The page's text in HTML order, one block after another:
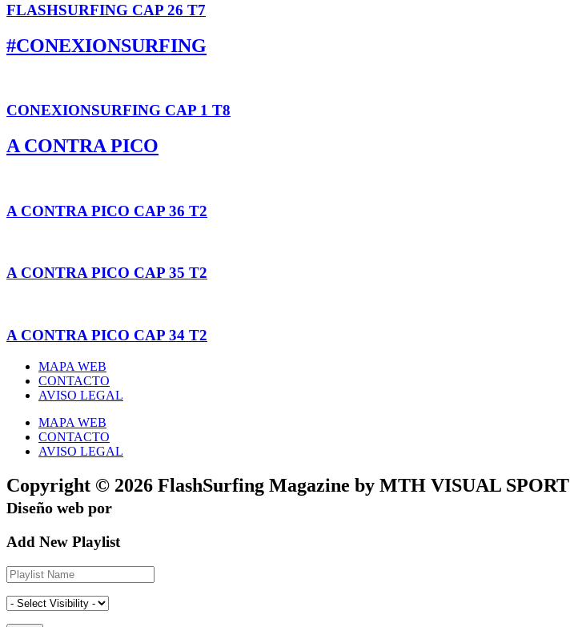
FLASHSURFING CAP 26 T7
#CONEXIONSURFING
CONEXIONSURFING CAP 1 T8
A CONTRA PICO
A CONTRA PICO CAP 36 T2
A CONTRA PICO CAP 35 T2
A CONTRA PICO CAP 34 T2
MAPA WEB
CONTACTO
AVISO LEGAL
MAPA WEB
CONTACTO
AVISO LEGAL
Copyright © 2026 FlashSurfing Magazine by MTH VISUAL SPORT
Diseño web por
Add New Playlist